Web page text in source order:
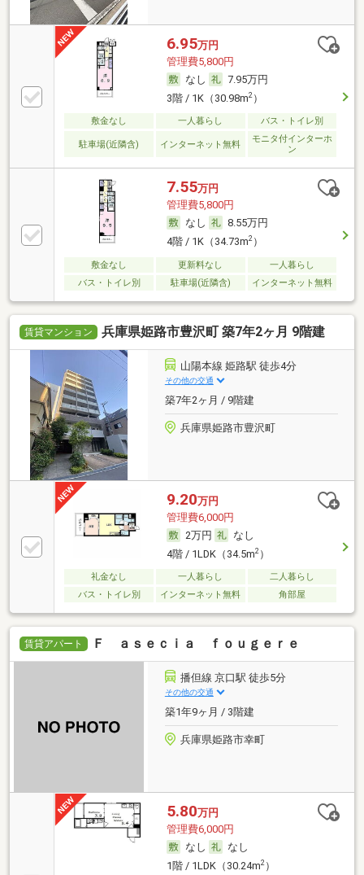
6.95万円
管理費5,800円
なし
7.95万円
3階 / 1K（30.98m2）
敷金なし 一人暮らし バス・トイレ別
駐車場(近隣含) インターネット無料
モニタ付インターホ
ン
7.55万円
管理費5,800円
なし
8.55万円
4階 / 1K（34.73m2）
敷金なし 更新料なし
一人暮らし
バス・トイレ別
駐車場(近隣含) インターネット無料
賃貸マンション 兵庫県姫路市豊沢町 築7年2ヶ月 9階建
山陽本線 姫路駅 徒歩4分
その他の交通
築7年2ヶ月 / 9階建
兵庫県姫路市豊沢町
9.20万円
管理費6,000円
2万円
なし
4階 / 1LDK（34.5m2）
礼金なし 一人暮らし
二人暮らし
バス・トイレ別
インターネット無料 角部屋
賃貸アパート Ｆ ａｓｅｃｉａ ｆｏｕｇｅｒｅ
播但線 京口駅 徒歩5分
その他の交通
築1年9ヶ月 / 3階建
兵庫県姫路市幸町
5.80万円
管理費6,000円
なし
なし
1階 / 1LDK（30.24m2）